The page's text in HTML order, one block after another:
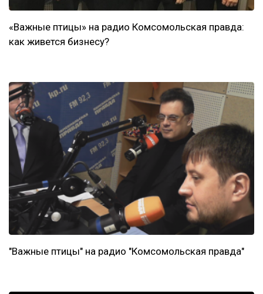
«Важные птицы» на радио Комсомольская правда:
как живется бизнесу?
"Важные птицы" на радио "Комсомольская правда"